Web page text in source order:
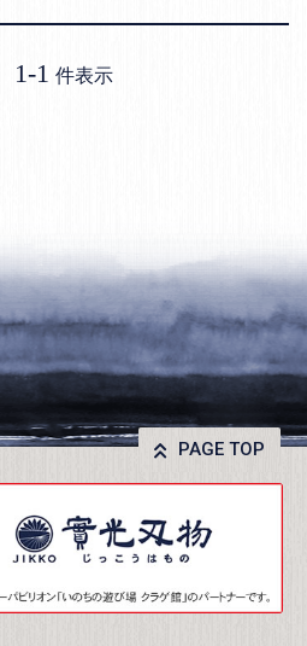
1-1 件表示
PAGE TOP